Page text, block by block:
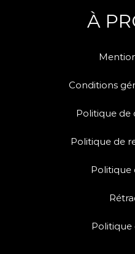
À
Conditions
Politique de
Politique de
Politique
Politique